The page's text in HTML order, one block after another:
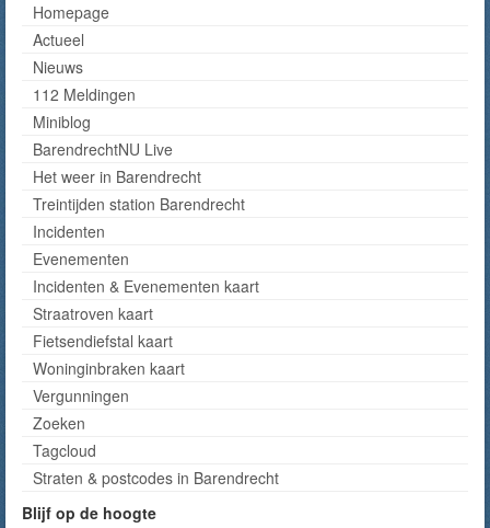
Homepage
Actueel
Nieuws
112 Meldingen
Miniblog
BarendrechtNU Live
Het weer in Barendrecht
Treintijden station Barendrecht
Incidenten
Evenementen
Incidenten & Evenementen kaart
Straatroven kaart
Fietsendiefstal kaart
Woninginbraken kaart
Vergunningen
Zoeken
Tagcloud
Straten & postcodes in Barendrecht
Blijf op de hoogte